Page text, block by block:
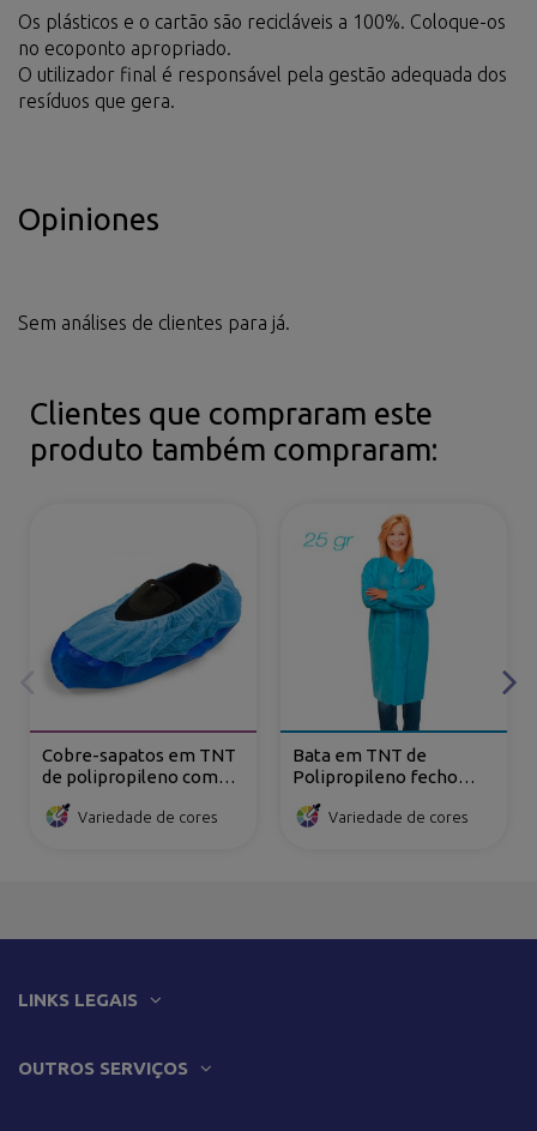
Os plásticos e o cartão são recicláveis a 100%. Coloque-os
no ecoponto apropriado.
O utilizador final é responsável pela gestão adequada dos
resíduos que gera.
Opiniones
Sem análises de clientes para já.
Clientes que compraram este
produto também compraram:
Cobre-sapatos em TNT
de polipropileno com
Variedade de cores
Bata em TNT de
Polipropileno fecho
Variedade de cores
LINKS LEGAIS
OUTROS SERVIÇOS